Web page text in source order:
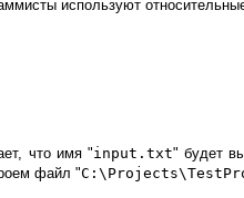
используют
что имя "input.txt" будет
файл "